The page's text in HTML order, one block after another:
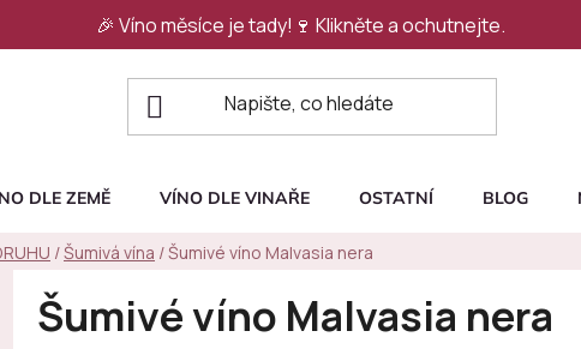
🎉 Víno měsíce je tady!🍷 Klikněte a ochutnejte.
DLE ZEMĚ VÍNO DLE VINAŘE OSTATNÍ BLOG
/Šumivá vína /Šumivé víno Malvasia nera
Šumivé víno Malvasia nera